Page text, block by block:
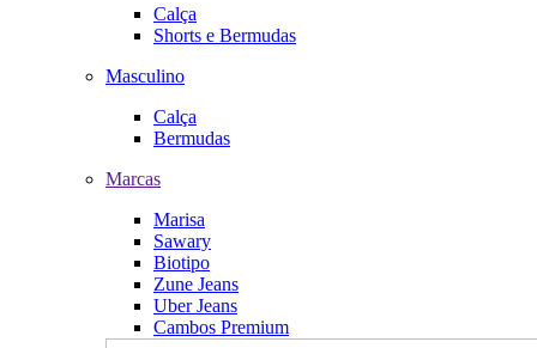
Calça
Shorts e Bermudas
Masculino
Calça
Bermudas
Marcas
Marisa
Sawary
Biotipo
Zune Jeans
Uber Jeans
Cambos Premium